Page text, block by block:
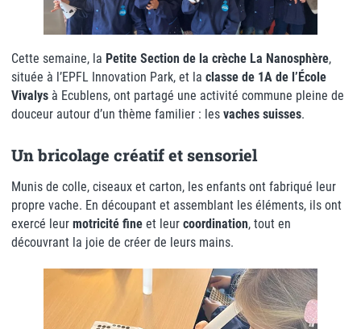
Cette semaine, la Petite Section de la crèche La Nanosphère,
située à l’EPFL Innovation Park, et la classe de 1A de l’École
Vivalys à Ecublens, ont partagé une activité commune pleine de
douceur autour d’un thème familier : les vaches suisses.
Un bricolage créatif et sensoriel
Munis de colle, ciseaux et carton, les enfants ont fabriqué leur
propre vache. En découpant et assemblant les éléments, ils ont
exercé leur motricité fine et leur coordination, tout en
découvrant la joie de créer de leurs mains.